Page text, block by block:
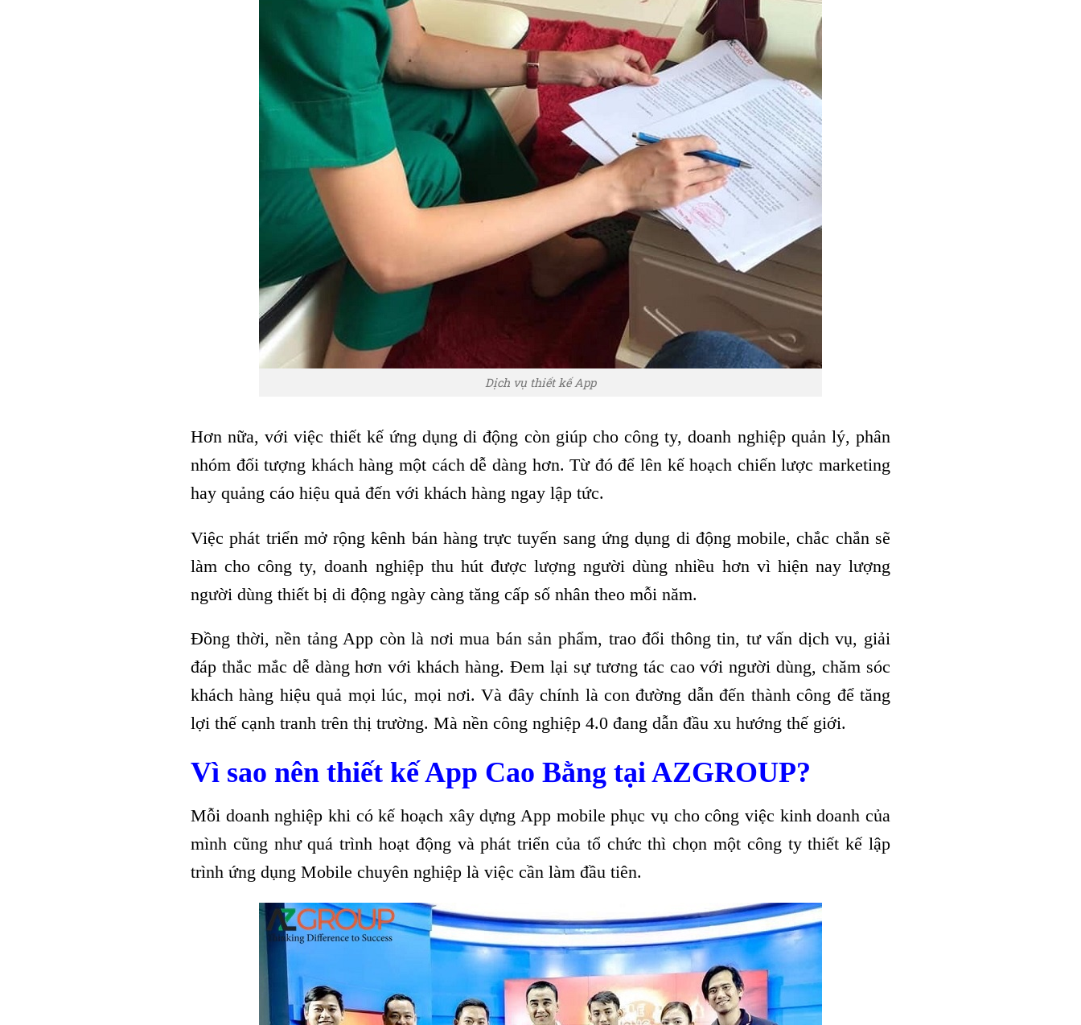
Dịch vụ thiết kế App
Hơn nữa, với việc thiết kế ứng dụng di động còn giúp cho công ty, doanh nghiệp quản lý, phân
nhóm đối tượng khách hàng một cách dễ dàng hơn. Từ đó để lên kế hoạch chiến lược marketing
hay quảng cáo hiệu quả đến với khách hàng ngay lập tức.
Việc phát triển mở rộng kênh bán hàng trực tuyến sang ứng dụng di động mobile, chắc chắn sẽ
làm cho công ty, doanh nghiệp thu hút được lượng người dùng nhiều hơn vì hiện nay lượng
người dùng thiết bị di động ngày càng tăng cấp số nhân theo mỗi năm.
Đồng thời, nền tảng App còn là nơi mua bán sản phẩm, trao đổi thông tin, tư vấn dịch vụ, giải
đáp thắc mắc dễ dàng hơn với khách hàng. Đem lại sự tương tác cao với người dùng, chăm sóc
khách hàng hiệu quả mọi lúc, mọi nơi. Và đây chính là con đường dẫn đến thành công để tăng
lợi thế cạnh tranh trên thị trường. Mà nền công nghiệp 4.0 đang dẫn đầu xu hướng thế giới.
Vì sao nên thiết kế App Cao Bằng tại AZGROUP?
Mỗi doanh nghiệp khi có kế hoạch xây dựng App mobile phục vụ cho công việc kinh doanh của
mình cũng như quá trình hoạt động và phát triển của tổ chức thì chọn một công ty thiết kế lập
trình ứng dụng Mobile chuyên nghiệp là việc cần làm đầu tiên.